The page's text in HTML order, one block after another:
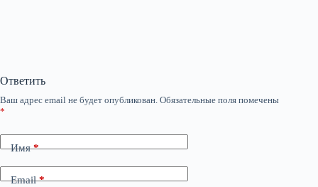
Ответить
Ваш адрес email не будет опубликован. Обязательные поля помечены
*
Имя*
Email*